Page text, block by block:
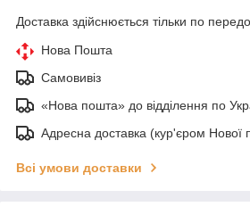
Доставка здійснюється тільки по
Нова Пошта
Самовивіз
«Нова пошта» до відділення по
Адресна доставка (кур'єром Нової
Всі умови доставки